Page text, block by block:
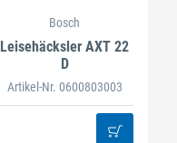
Bosch
Leisehäcksler AXT 22
D
Artikel-Nr. 0600803003